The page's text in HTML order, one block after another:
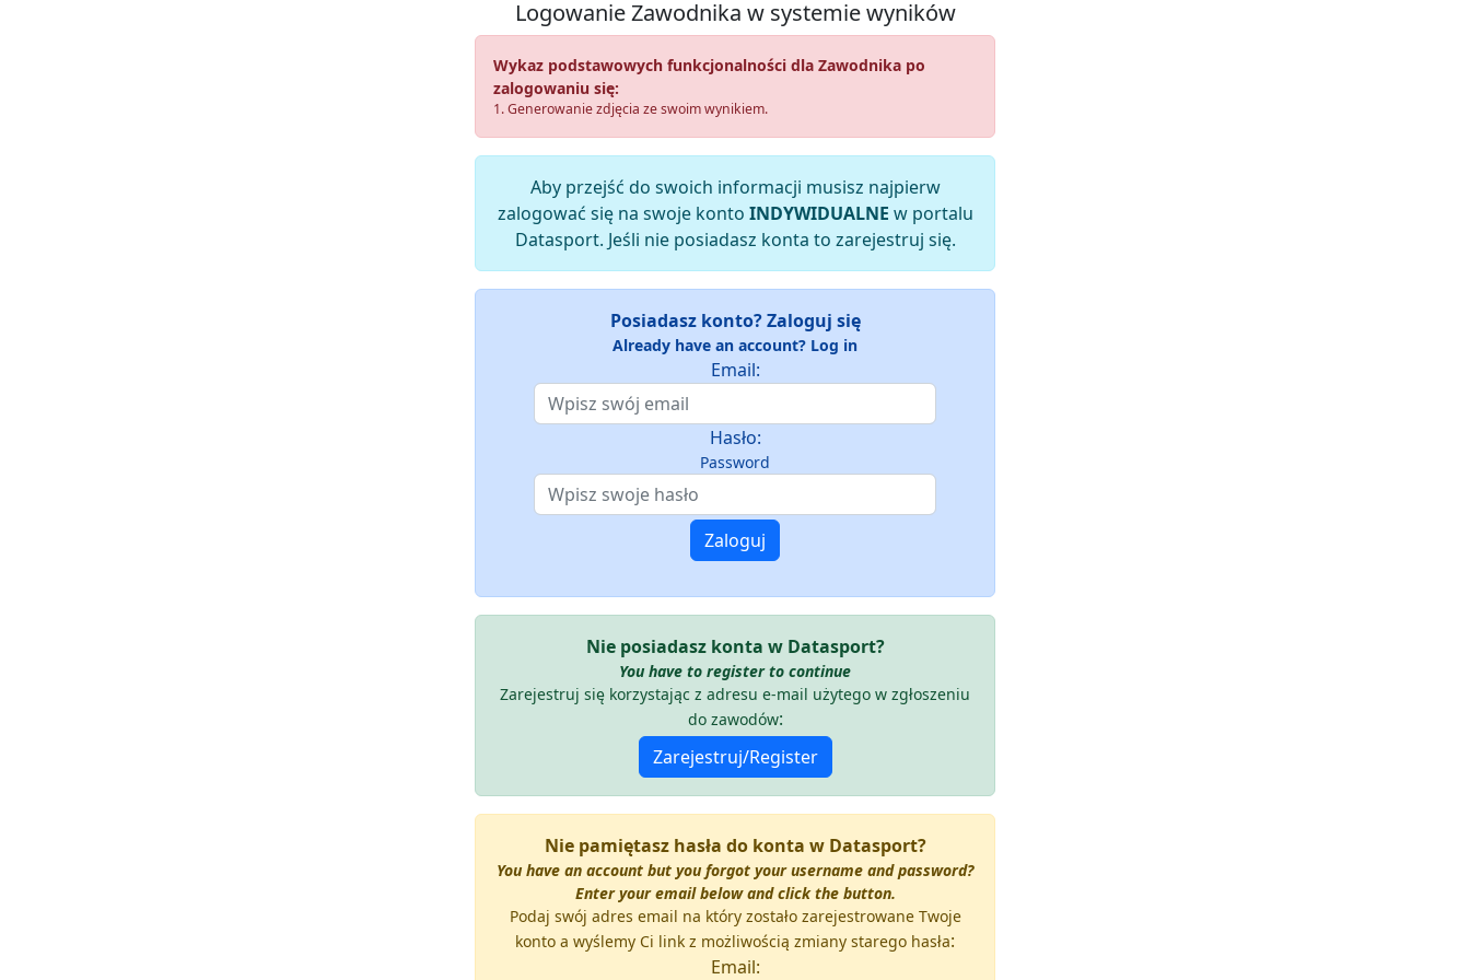
Logowanie Zawodnika w systemie wyników
Wykaz podstawowych funkcjonalności dla Zawodnika po
zalogowaniu się:
1. Generowanie zdjęcia ze swoim wynikiem.
Aby przejść do swoich informacji musisz najpierw
zalogować się na swoje konto INDYWIDUALNE w portalu
Datasport. Jeśli nie posiadasz konta to zarejestruj się.
Posiadasz konto? Zaloguj się
Already have an account? Log in
Email:
Hasło:
Password
Nie posiadasz konta w Datasport?
You have to register to continue
Zarejestruj się korzystając z adresu e-mail użytego w zgłoszeniu
do zawodów:
Nie pamiętasz hasła do konta w Datasport?
You have an account but you forgot your username and password?
Enter your email below and click the button.
Podaj swój adres email na który zostało zarejestrowane Twoje
konto a wyślemy Ci link z możliwością zmiany starego hasła:
Email: